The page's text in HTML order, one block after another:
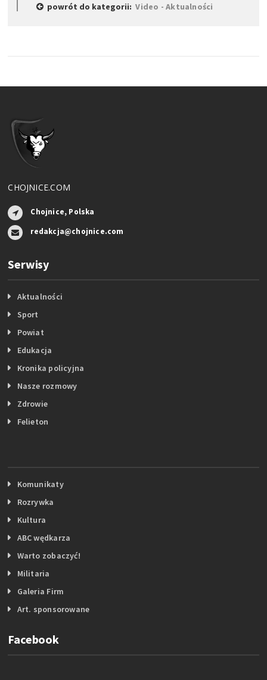
powrót do kategorii:Video - Aktualności
CHOJNICE.COM
Chojnice, Polska
redakcja@chojnice.com
Serwisy
Aktualności
Sport
Powiat
Edukacja
Kronika policyjna
Nasze rozmowy
Zdrowie
Felieton
Komunikaty
Rozrywka
Kultura
ABC wędkarza
Warto zobaczyć!
Militaria
Galeria Firm
Art. sponsorowane
Facebook